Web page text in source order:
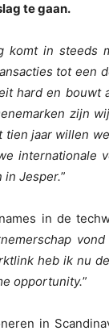
te gaan.
in steeds
tot een
hard en bouwt
zijn
jaar willen
internationale
in Jesper.”
in de
heb ik nu
opportunity.”
in